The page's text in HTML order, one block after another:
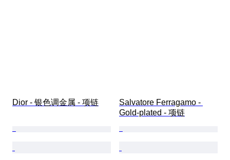
Dior - 银色调金属 - 项链
Salvatore Ferragamo -
Gold-plated - 项链